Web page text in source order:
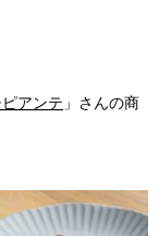
アンテ 」さんの商